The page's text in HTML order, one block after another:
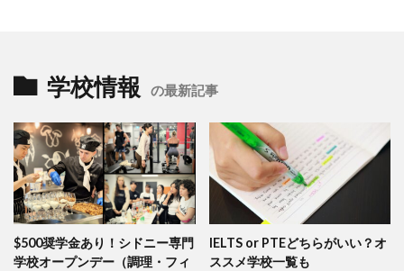
学校情報 の最新記事
$500奨学金あり！シドニー専門
学校オープンデー（調理・フィ
IELTS or PTEどちらがいい？オ
ススメ学校一覧も